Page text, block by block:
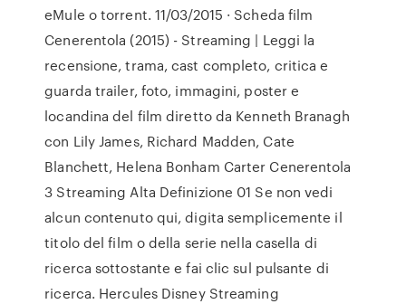
eMule o torrent. 11/03/2015 · Scheda film
Cenerentola (2015) - Streaming | Leggi la
recensione, trama, cast completo, critica e
guarda trailer, foto, immagini, poster e
locandina del film diretto da Kenneth Branagh
con Lily James, Richard Madden, Cate
Blanchett, Helena Bonham Carter Cenerentola
3 Streaming Alta Definizione 01 Se non vedi
alcun contenuto qui, digita semplicemente il
titolo del film o della serie nella casella di
ricerca sottostante e fai clic sul pulsante di
ricerca. Hercules Disney Streaming